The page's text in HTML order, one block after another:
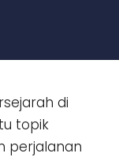
di
topik
perjalanan